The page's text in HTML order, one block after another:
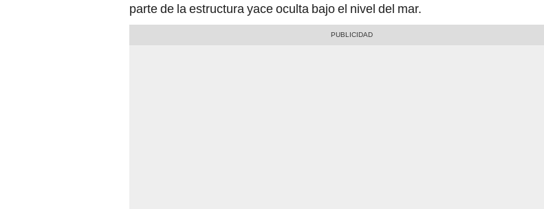
parte de la estructura yace oculta bajo el nivel del mar.